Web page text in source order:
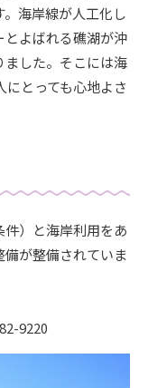
海岸線が人工化し
よばれる礁湖が沖
した。そこには海
とっても心地よさ
）と海岸利用をあ
が整備されていま
9220